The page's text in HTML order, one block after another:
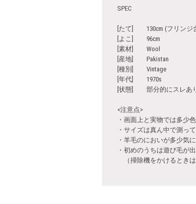
SPEC
[たて] 130cm (フリンジ
[よこ] 96cm
[素材] Wool
[産地] Pakistan
[種別] Vintage
[年代] 1970s
[状態] 部分的にスレあ
<注意点>
・画面上と実物では多少
・サイズは真ん中で測っ
・羊毛のにおいが多少気
・初めのうちは遊び毛が
（掃除機をかけるときは